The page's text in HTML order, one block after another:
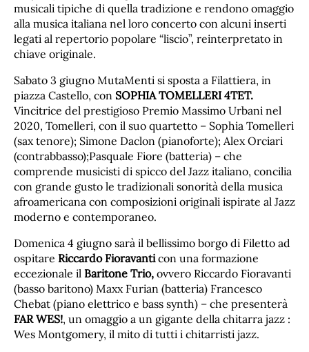
musicali tipiche di quella tradizione e rendono omaggio
alla musica italiana nel loro concerto con alcuni inserti
legati al repertorio popolare “liscio”, reinterpretato in
chiave originale.
Sabato 3 giugno MutaMenti si sposta a Filattiera, in
piazza Castello, con SOPHIA TOMELLERI 4TET.
Vincitrice del prestigioso Premio Massimo Urbani nel
2020, Tomelleri, con il suo quartetto – Sophia Tomelleri
(sax tenore); Simone Daclon (pianoforte); Alex Orciari
(contrabbasso);Pasquale Fiore (batteria) – che
comprende musicisti di spicco del Jazz italiano, concilia
con grande gusto le tradizionali sonorità della musica
afroamericana con composizioni originali ispirate al Jazz
moderno e contemporaneo.
Domenica 4 giugno sarà il bellissimo borgo di Filetto ad
ospitare Riccardo Fioravanticon una formazione
eccezionale il Baritone Trio, ovvero Riccardo Fioravanti
(basso baritono) Maxx Furian (batteria) Francesco
Chebat (piano elettrico e bass synth) – che presenterà
FAR WES!, un omaggio a un gigante della chitarra jazz :
Wes Montgomery, il mito di tutti i chitarristi jazz.